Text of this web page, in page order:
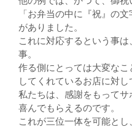
「お弁当の中に『祝』の
がありました。
これに対応するという事
事。
作る側にとっては大変な
してくれているお店に対し
私たちは、感謝をもって
喜んでもらえるのです。
これが三位一体を可能と